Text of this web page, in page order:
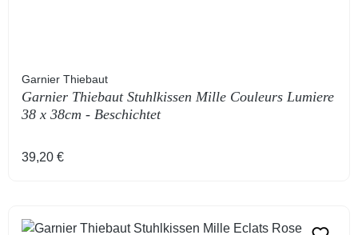
Garnier Thiebaut
Garnier Thiebaut Stuhlkissen Mille Couleurs Lumiere
38 x 38cm - Beschichtet
Regulärer Preis:
39,20 €